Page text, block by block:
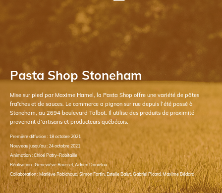
Pasta Shop Stoneham
Mise sur pied par Maxime Hamel, la Pasta Shop offre une variété de pâtes
fraîches et de sauces. Le commerce a pignon sur rue depuis l’été passé à
Stoneham, au 2694 boulevard Talbot. Il utilise des produits de proximité
provenant d’artisans et producteurs québécois.
Première diffusion : 18 octobre 2021
Nouveau jusqu’au : 24 octobre 2021
Animation : Chloé Patry-Robitaille
Réalisation : Geneviève Roussel, Adrien Danielou
Collaboration : Mariève Robichaud, Simon Fortin, Estelle Balut, Gabriel Picard, Maxime Bédard